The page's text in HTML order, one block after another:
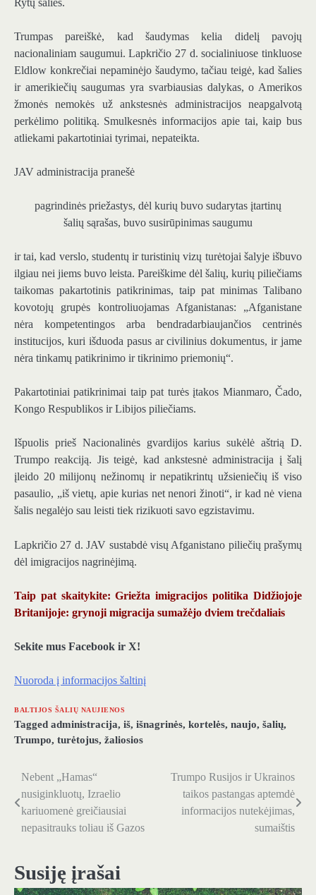
Trumpas pareiškė, kad šaudymas kelia didelį pavojų
nacionaliniam saugumui. Lapkričio 27 d. socialiniuose tinkluose
Eldlow konkrečiai nepaminėjo šaudymo, tačiau teigė, kad šalies
ir amerikiečių saugumas yra svarbiausias dalykas, o Amerikos
žmonės nemokės už ankstesnės administracijos neapgalvotą
perkėlimo politiką. Smulkesnės informacijos apie tai, kaip bus
atliekami pakartotiniai tyrimai, nepateikta.
JAV administracija pranešė
pagrindinės priežastys, dėl kurių buvo sudarytas įtartinų
šalių sąrašas, buvo susirūpinimas saugumu
ir tai, kad verslo, studentų ir turistinių vizų turėtojai šalyje išbuvo
ilgiau nei jiems buvo leista. Pareiškime dėl šalių, kurių piliečiams
taikomas pakartotinis patikrinimas, taip pat minimas Talibano
kovotojų grupės kontroliuojamas Afganistanas: „Afganistane
nėra kompetentingos arba bendradarbiaujančios centrinės
institucijos, kuri išduoda pasus ar civilinius dokumentus, ir jame
nėra tinkamų patikrinimo ir tikrinimo priemonių“.
Pakartotiniai patikrinimai taip pat turės įtakos Mianmaro, Čado,
Kongo Respublikos ir Libijos piliečiams.
Išpuolis prieš Nacionalinės gvardijos karius sukėlė aštrią D.
Trumpo reakciją. Jis teigė, kad ankstesnė administracija į šalį
įleido 20 milijonų nežinomų ir nepatikrintų užsieniečių iš viso
pasaulio, „iš vietų, apie kurias net nenori žinoti“, ir kad nė viena
šalis negalėjo sau leisti tiek rizikuoti savo egzistavimu.
Lapkričio 27 d. JAV sustabdė visų Afganistano piliečių prašymų
dėl imigracijos nagrinėjimą.
Taip pat skaitykite: Griežta imigracijos politika Didžiojoje
Britanijoje: grynoji migracija sumažėjo dviem trečdaliais
Sekite mus Facebook ir X!
Nuoroda į informacijos šaltinį
BALTIJOS ŠALIŲ NAUJIENOS
Tagged administracija, iš, išnagrinės, kortelės, naujo, šalių,
Trumpo, turėtojus, žaliosios
Navigacija
tarp
įrašų
Nebent „Hamas“
nusiginkluotų, Izraelio
kariuomenė greičiausiai
nepasitrauks toliau iš Gazos
Trumpo Rusijos ir Ukrainos
taikos pastangas aptemdė
informacijos nutekėjimas,
sumaištis
Susiję įrašai